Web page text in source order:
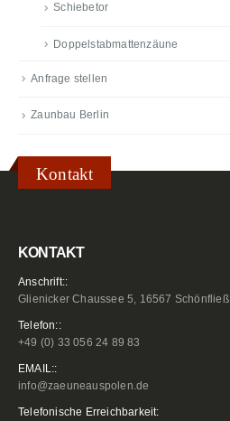
Schiebetor
Doppelstabmattenzäune
Anfrage stellen
Zaunbau Berlin
Kontakt
KONTAKT
Anschrift::
Glienicker Chaussee 5, 16567 Schönfließ
Telefon::
+49 (0) 33 056 24 89 83
EMAIL::
info@zaeuneauspolen.de
Telefonische Erreichbarkeit: